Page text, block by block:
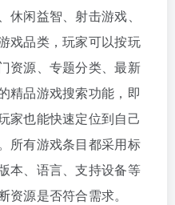
闲益智、射击游戏、
戏品类，玩家可以按玩
资源、专题分类、最新
精品游戏搜索功能，即
家也能快速定位到自己
所有游戏条目都采用标
本、语言、支持设备等
源是否符合需求。